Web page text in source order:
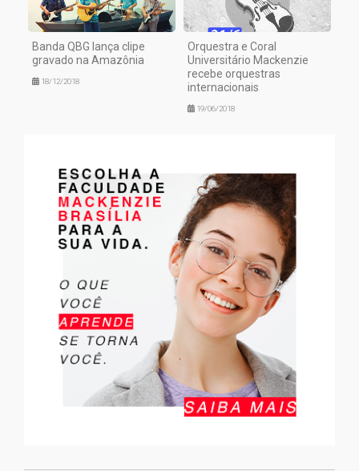
Banda QBG lança clipe
gravado na Amazônia
18/12/2018
Orquestra e Coral
Universitário Mackenzie
recebe orquestras
internacionais
19/06/2018